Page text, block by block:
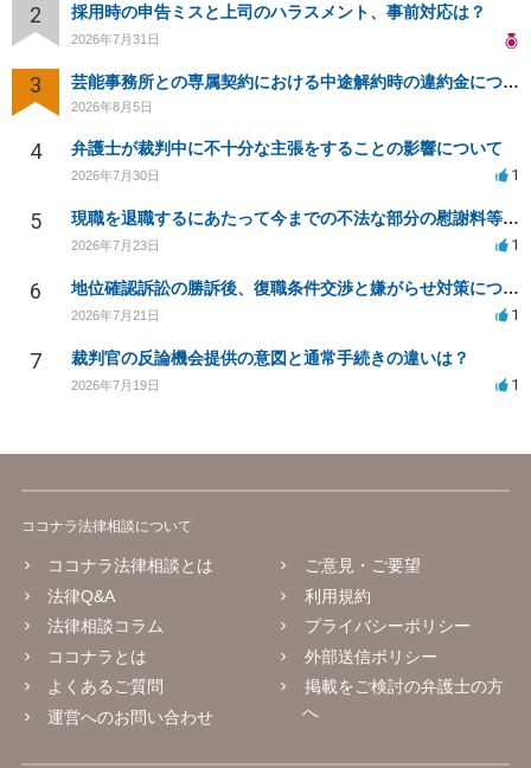
2 採用時の申告ミスと上司のハラスメント、事前対応は？
2026年7月31日
3 芸能事務所との専属契約における中途解約時の違約金について相談したいです
2026年8月5日
4 弁護士が裁判中に不十分な主張をすることの影響について
2026年7月30日 1
5 現職を退職するにあたって今までの不法な部分の慰謝料等は請求できるのか。
2026年7月23日 1
6 地位確認訴訟の勝訴後、復職条件交渉と嫌がらせ対策について
2026年7月21日 1
7 裁判官の反論機会提供の意図と通常手続きの違いは？
2026年7月19日 1
ココナラ法律相談について
ココナラ法律相談とは
法律Q&A
法律相談コラム
ココナラとは
よくあるご質問
運営へのお問い合わせ
ご意見・ご要望
利用規約
プライバシーポリシー
外部送信ポリシー
掲載をご検討の弁護士の方
へ